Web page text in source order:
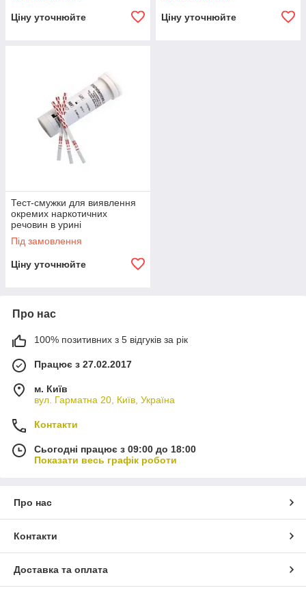
Ціну уточнюйте Ціну уточнюйте
Тест-смужки для виявлення
окремих наркотичних
речовин в урині
Під замовлення
Ціну уточнюйте
Про нас
100% позитивних з 5 відгуків за рік
Працює з 27.02.2017
м. Київ
вул. Гарматна 20, Київ, Україна
Контакти
Сьогодні працює з 09:00 до 18:00
Показати весь графік роботи
Про нас
Контакти
Доставка та оплата